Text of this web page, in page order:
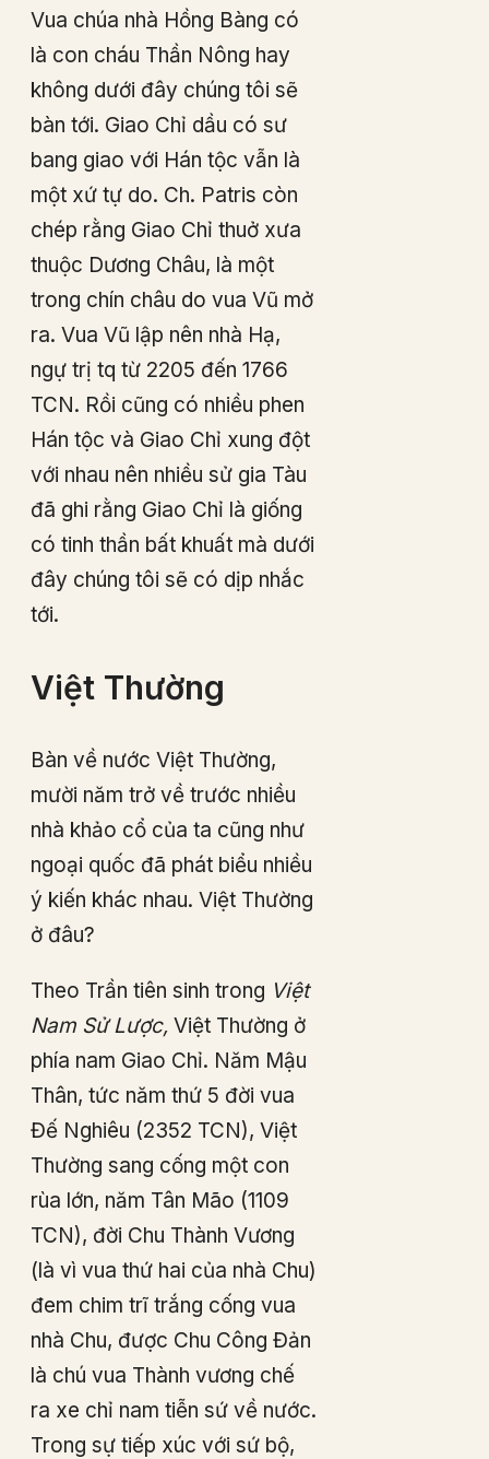
Vua chúa nhà Hồng Bàng có
là con cháu Thần Nông hay
không dưới đây chúng tôi sẽ
bàn tới. Giao Chỉ dầu có sư
bang giao với Hán tộc vẫn là
một xứ tự do. Ch. Patris còn
chép rằng Giao Chỉ thuở xưa
thuộc Dương Châu, là một
trong chín châu do vua Vũ mở
ra. Vua Vũ lập nên nhà Hạ,
ngự trị tq từ 2205 đến 1766
TCN. Rồi cũng có nhiều phen
Hán tộc và Giao Chỉ xung đột
với nhau nên nhiều sử gia Tàu
đã ghi rằng Giao Chỉ là giống
có tinh thần bất khuất mà dưới
đây chúng tôi sẽ có dịp nhắc
tới.
Việt Thường
Bàn về nước Việt Thường,
mười năm trở về trước nhiều
nhà khảo cổ của ta cũng như
ngoại quốc đã phát biểu nhiều
ý kiến khác nhau. Việt Thường
ở đâu?
Theo Trần tiên sinh trong Việt
Nam Sử Lược, Việt Thường ở
phía nam Giao Chỉ. Năm Mậu
Thân, tức năm thứ 5 đời vua
Đế Nghiêu (2352 TCN), Việt
Thường sang cống một con
rùa lớn, năm Tân Mão (1109
TCN), đời Chu Thành Vương
(là vì vua thứ hai của nhà Chu)
đem chim trĩ trắng cống vua
nhà Chu, được Chu Công Đản
là chú vua Thành vương chế
ra xe chỉ nam tiễn sứ về nước.
Trong sự tiếp xúc với sứ bộ,